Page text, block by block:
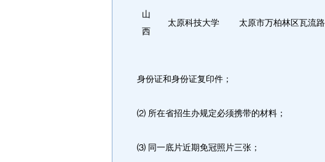
山
西
太原科技大学 太原市万柏林区瓦流路
身份证和身份证复印件；
⑵ 所在省招生办规定必须携带的材料；
⑶ 同一底片近期免冠照片三张；